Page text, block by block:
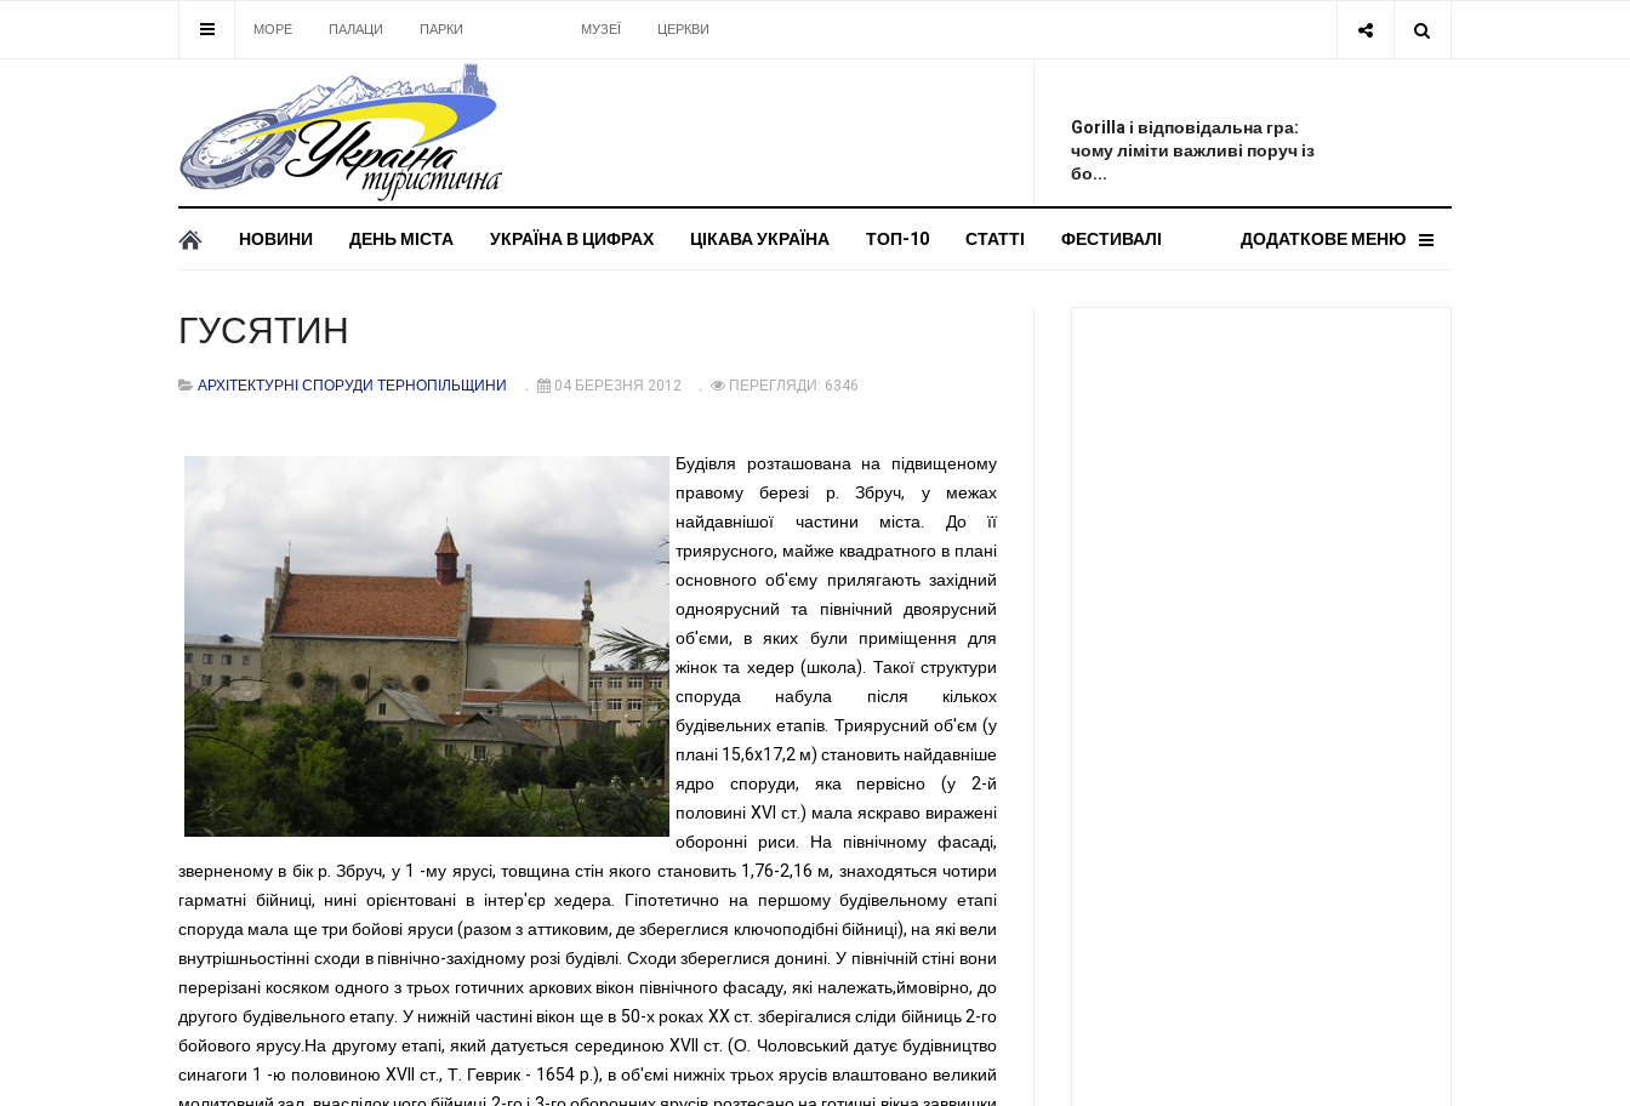
МОРЕ ПАЛАЦИ ПАРКИ МУЗЕЇ ЦЕРКВИ
Gorilla і відповідальна гра:
чому ліміти важливі поруч із
бо...
НОВИНИ ДЕНЬ МІСТА УКРАЇНА В ЦИФРАХ ЦІКАВА УКРАЇНА ТОП-10 СТАТТІ ДОДАТКОВЕ МЕНЮ
ФЕСТИВАЛІ
ГУСЯТИН
АРХІТЕКТУРНІ СПОРУДИ ТЕРНОПІЛЬЩИНИ 04 БЕРЕЗНЯ 2012 ПЕРЕГЛЯДИ: 6346
Будівля розташована на підвищеному
правому березі р. Збруч, у межах
найдавнішої частини міста. До її
триярусного, майже квадратного в плані
основного об'єму прилягають західний
одноярусний та північний двоярусний
об'єми, в яких були приміщення для
жінок та хедер (школа). Такої структури
споруда набула після кількох
будівельних етапів. Триярусний об'єм (у
плані 15,6x17,2 м) становить найдавніше
ядро споруди, яка первісно (у 2-й
половині XVI ст.) мала яскраво виражені
оборонні риси. На північному фасаді,
зверненому в бік р. Збруч, у 1 -му ярусі, товщина стін якого становить 1,76-2,16 м, знаходяться чотири
гарматні бійниці, нині орієнтовані в інтер'єр хедера. Гіпотетично на першому будівельному етапі
споруда мала ще три бойові яруси (разом з аттиковим, де збереглися ключоподібні бійниці), на які вели
внутрішньостінні сходи в північно-західному розі будівлі. Сходи збереглися донині. У північній стіні вони
перерізані косяком одного з трьох готичних аркових вікон північного фасаду, які належать,ймовірно, до
другого будівельного етапу. У нижній частині вікон ще в 50-х роках XX ст. зберігалися сліди бійниць 2-го
бойового ярусу.На другому етапі, який датується серединою XVII ст. (О. Чоловський датує будівництво
синагоги 1 -ю половиною XVII ст., Т. Геврик - 1654 p.), в об'ємі нижніх трьох ярусів влаштовано великий